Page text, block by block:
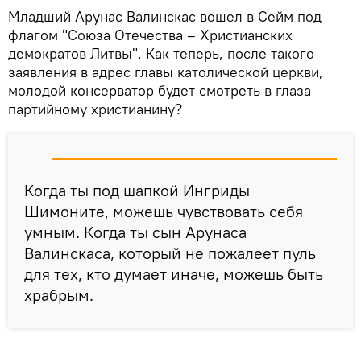
Младший Арунас Валинскас вошел в Сейм под
флагом "Союза Отечества – Христианских
демократов Литвы". Как теперь, после такого
заявления в адрес главы католической церкви,
молодой консерватор будет смотреть в глаза
партийному христианину?
Когда ты под шапкой Ингриды
Шимоните, можешь чувствовать себя
умным. Когда ты сын Арунаса
Валинскаса, который не пожалеет пуль
для тех, кто думает иначе, можешь быть
храбрым.